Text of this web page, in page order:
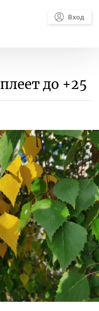
Вход
до +25